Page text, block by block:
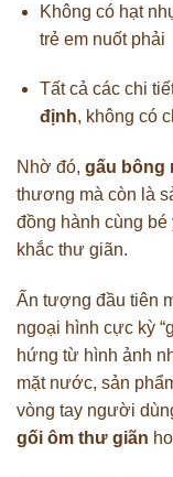
Không có hạt
trẻ em nuốt phải
Tất cả các chi
định, không có
Nhờ đó, gấu bông
thương mà còn là
đồng hành cùng bé
khắc thư giãn.
Ấn tượng đầu tiên
ngoại hình cực kỳ
hứng từ hình ảnh
mặt nước, sản
vòng tay người
gối ôm thư giãn